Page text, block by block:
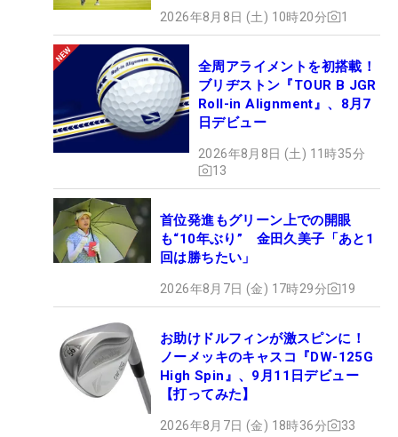
2026年8月8日 (土) 10時20分 1
全周アライメントを初搭載！
ブリヂストン『TOUR B JGR
Roll-in Alignment』、8月7
日デビュー
2026年8月8日 (土) 11時35分
13
首位発進もグリーン上での開眼
も“10年ぶり” 金田久美子「あと1
回は勝ちたい」
2026年8月7日 (金) 17時29分 19
お助けドルフィンが激スピンに！
ノーメッキのキャスコ『DW-125G
High Spin』、9月11日デビュー
【打ってみた】
2026年8月7日 (金) 18時36分 33